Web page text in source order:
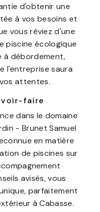
d'obtenir une
à vos besoins et
vous rêviez d'une
piscine écologique
à débordement,
l'entreprise saura
attentes.
faire
dans le domaine
- Brunet Samuel
en matière
de piscines sur
avisés, vous
parfaitement
à Cabasse.